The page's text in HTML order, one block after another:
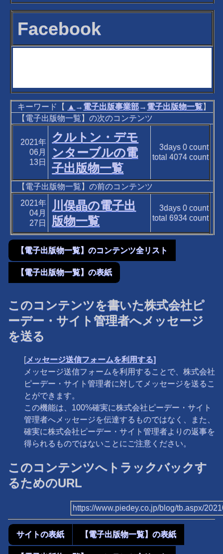
Facebook
キーワード【 ▲ → 電子出版事業部→ 電子出版物一覧】
【電子出版物一覧】の次のコンテンツ
2021年
06月
13日
クルトン・デモ
ンターブルの電
子出版物一覧
3days 0count
total 4074count
【電子出版物一覧】の前のコンテンツ
2021年
04月
27日
川俣晶の電子出
版物一覧
3days 0count
total 6934count
【電子出版物一覧】のコンテンツ全リスト
【電子出版物一覧】の表紙
このコンテンツを書いた株式会社ピ
ーデー・サイト管理者へメッセージ
を送る
[メッセージ送信フォームを利用する]
メッセージ送信フォームを利用することで、株式会社
ピーデー・サイト管理者に対してメッセージを送るこ
とができます。
この機能は、100%確実に株式会社ピーデー・サイト
管理者へメッセージを伝達するものではなく、また、
確実に株式会社ピーデー・サイト管理者よりの返事を
得られるものではないことにご注意ください。
このコンテンツへトラックバックす
るためのURL
https://www.piedey.co.jp/blog/tb.aspx/
サイトの表紙 【電子出版物一覧】の表紙